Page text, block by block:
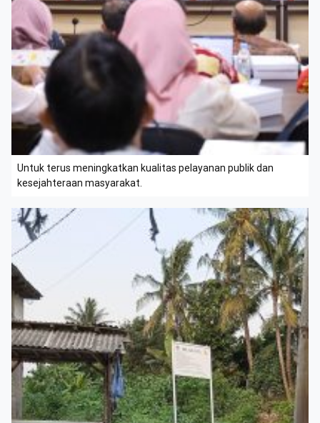
Untuk terus meningkatkan kualitas pelayanan publik dan
kesejahteraan masyarakat.